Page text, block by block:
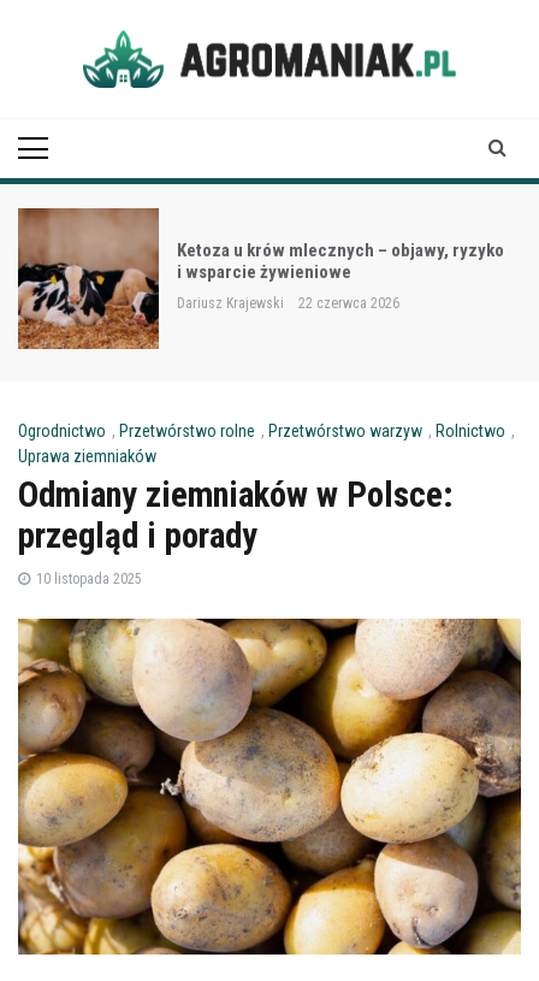
Ketoza u krów mlecznych – objawy, ryzyko
i wsparcie żywieniowe
Dariusz Krajewski 22 czerwca 2026
Ogrodnictwo , Przetwórstwo rolne , Przetwórstwo warzyw , Rolnictwo ,
Uprawa ziemniaków
Odmiany ziemniaków w Polsce:
przegląd i porady
10 listopada 2025